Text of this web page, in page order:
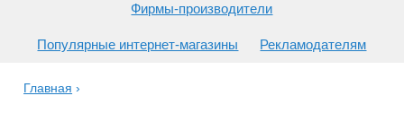
Фирмы-производители
Популярные интернет-магазины Рекламодателям
Главная ›